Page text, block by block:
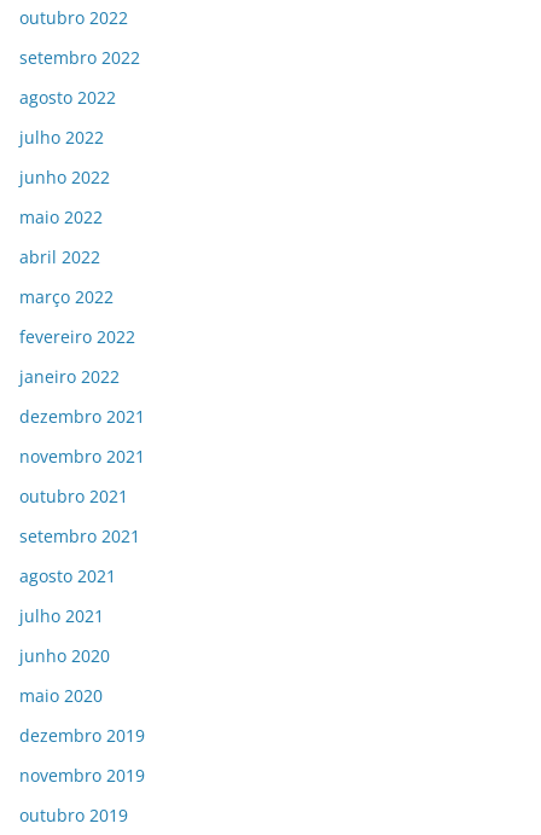
outubro 2022
setembro 2022
agosto 2022
julho 2022
junho 2022
maio 2022
abril 2022
março 2022
fevereiro 2022
janeiro 2022
dezembro 2021
novembro 2021
outubro 2021
setembro 2021
agosto 2021
julho 2021
junho 2020
maio 2020
dezembro 2019
novembro 2019
outubro 2019